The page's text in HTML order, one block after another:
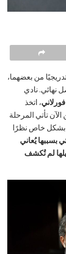
تدريجيًا من بعضهما،
نهائي. نادي
، اتخذ
تأتي المرحلة
بشكل خاص نظرًا
بسببها يُعاني
لم تُكشف